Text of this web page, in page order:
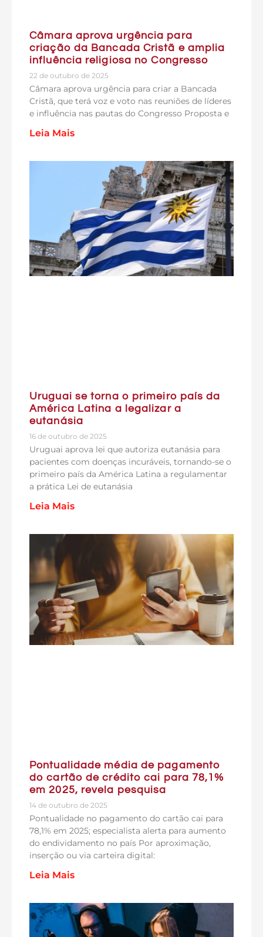
Câmara aprova urgência para
criação da Bancada Cristã e amplia
influência religiosa no Congresso
22 de outubro de 2025
Câmara aprova urgência para criar a Bancada
Cristã, que terá voz e voto nas reuniões de líderes
e influência nas pautas do Congresso Proposta e
Leia Mais
Uruguai se torna o primeiro país da
América Latina a legalizar a
eutanásia
16 de outubro de 2025
Uruguai aprova lei que autoriza eutanásia para
pacientes com doenças incuráveis, tornando-se o
primeiro país da América Latina a regulamentar
a prática Lei de eutanásia
Leia Mais
Pontualidade média de pagamento
do cartão de crédito cai para 78,1%
em 2025, revela pesquisa
14 de outubro de 2025
Pontualidade no pagamento do cartão cai para
78,1% em 2025; especialista alerta para aumento
do endividamento no país Por aproximação,
inserção ou via carteira digital:
Leia Mais